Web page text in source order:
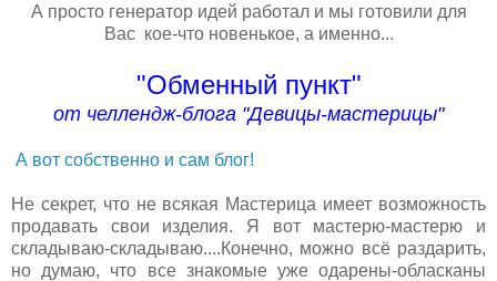
А просто генератор идей работал и мы готовили для
Вас кое-что новенькое, а именно...
"Обменный пункт"
от челлендж-блога "Девицы-мастерицы"
А вот собственно и сам блог!
Не секрет, что не всякая Мастерица имеет возможность
продавать свои изделия. Я вот мастерю-мастерю и
складываю-складываю....Конечно, можно всё раздарить,
но думаю, что все знакомые уже одарены-обласканы